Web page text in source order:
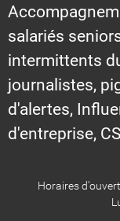
salariés
intermittents
journalistes,
d'alertes,
d'entreprise,
Horaires